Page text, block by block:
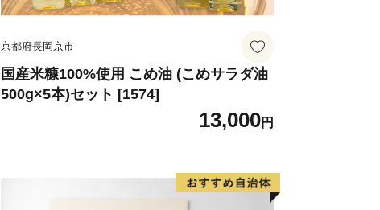
京都府長岡京市
国産米糠100%使用 こめ油 (こめサラダ油
500g×5本)セット [1574]
13,000円